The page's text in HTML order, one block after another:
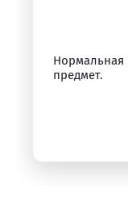
Нормальная
предмет.